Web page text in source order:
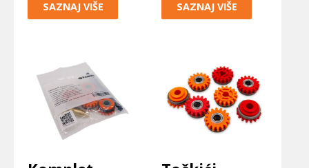
SAZNAJ VIŠE SAZNAJ VIŠE